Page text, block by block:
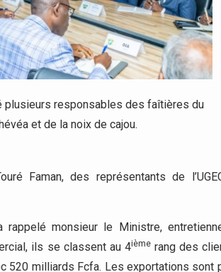
plusieurs responsables des faîtières du
et de la noix de cajou.
Faman, des représentants de
rappelé monsieur le Ministre,
ils se classent au 4ièmerang des
520 milliards Fcfa. Les exportations sont